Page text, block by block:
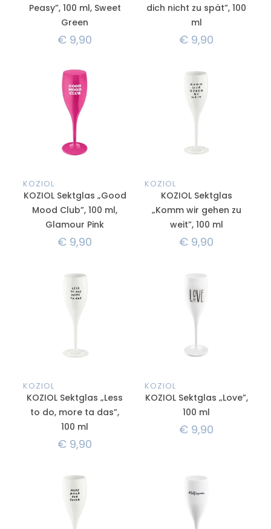
Peasy”, 100 ml, Sweet
Green
€ 9,90
dich nicht zu spät”, 100
ml
€ 9,90
KOZIOL
KOZIOL Sektglas „Good
Mood Club”, 100 ml,
Glamour Pink
€ 9,90
KOZIOL
KOZIOL Sektglas
„Komm wir gehen zu
weit”, 100 ml
€ 9,90
KOZIOL
KOZIOL Sektglas „Less
to do, more ta das”,
100 ml
€ 9,90
KOZIOL
KOZIOL Sektglas „Love”,
100 ml
€ 9,90